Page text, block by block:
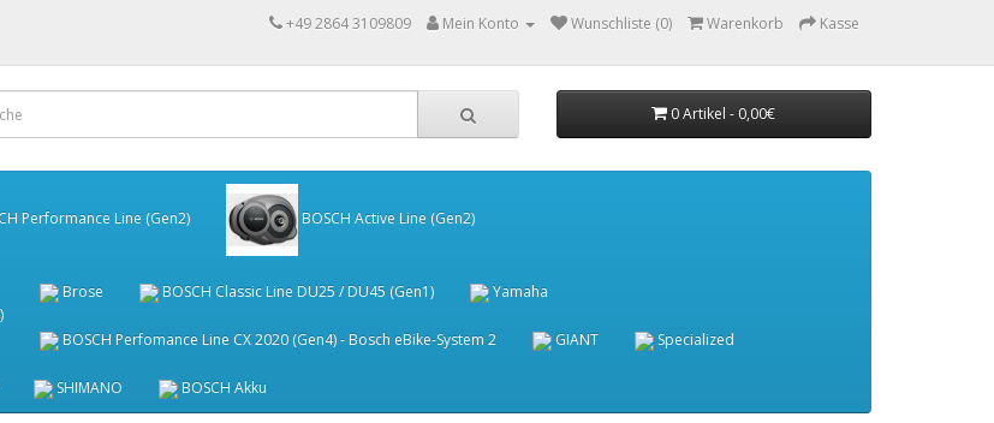
+49 2864 3109809 Mein Konto Wunschliste (0) Warenkorb Kasse
0 Artikel - 0,00€
Performance Line (Gen2) BOSCH Active Line (Gen2)
Brose BOSCH Classic Line DU25 / DU45 (Gen1) Yamaha
BOSCH Perfomance Line CX 2020 (Gen4) - Bosch eBike-System 2 GIANT Specialized
SHIMANO BOSCH Akku